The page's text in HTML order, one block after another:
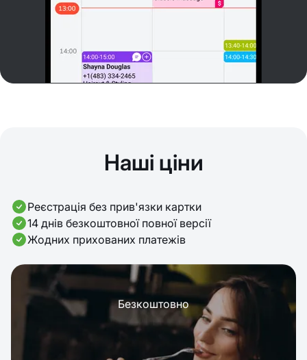
Наші ціни
Реєстрація без прив'язки картки
14 днів безкоштовної повної версії
Жодних прихованих платежів
Безкоштовно